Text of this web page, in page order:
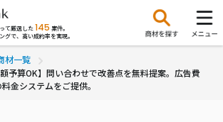
て厳選した 145 案件。
グで、高い成約率を実現。
材一覧
額予算OK】問い合わせで改善点を無料提案。広告費
金システムをご提供。